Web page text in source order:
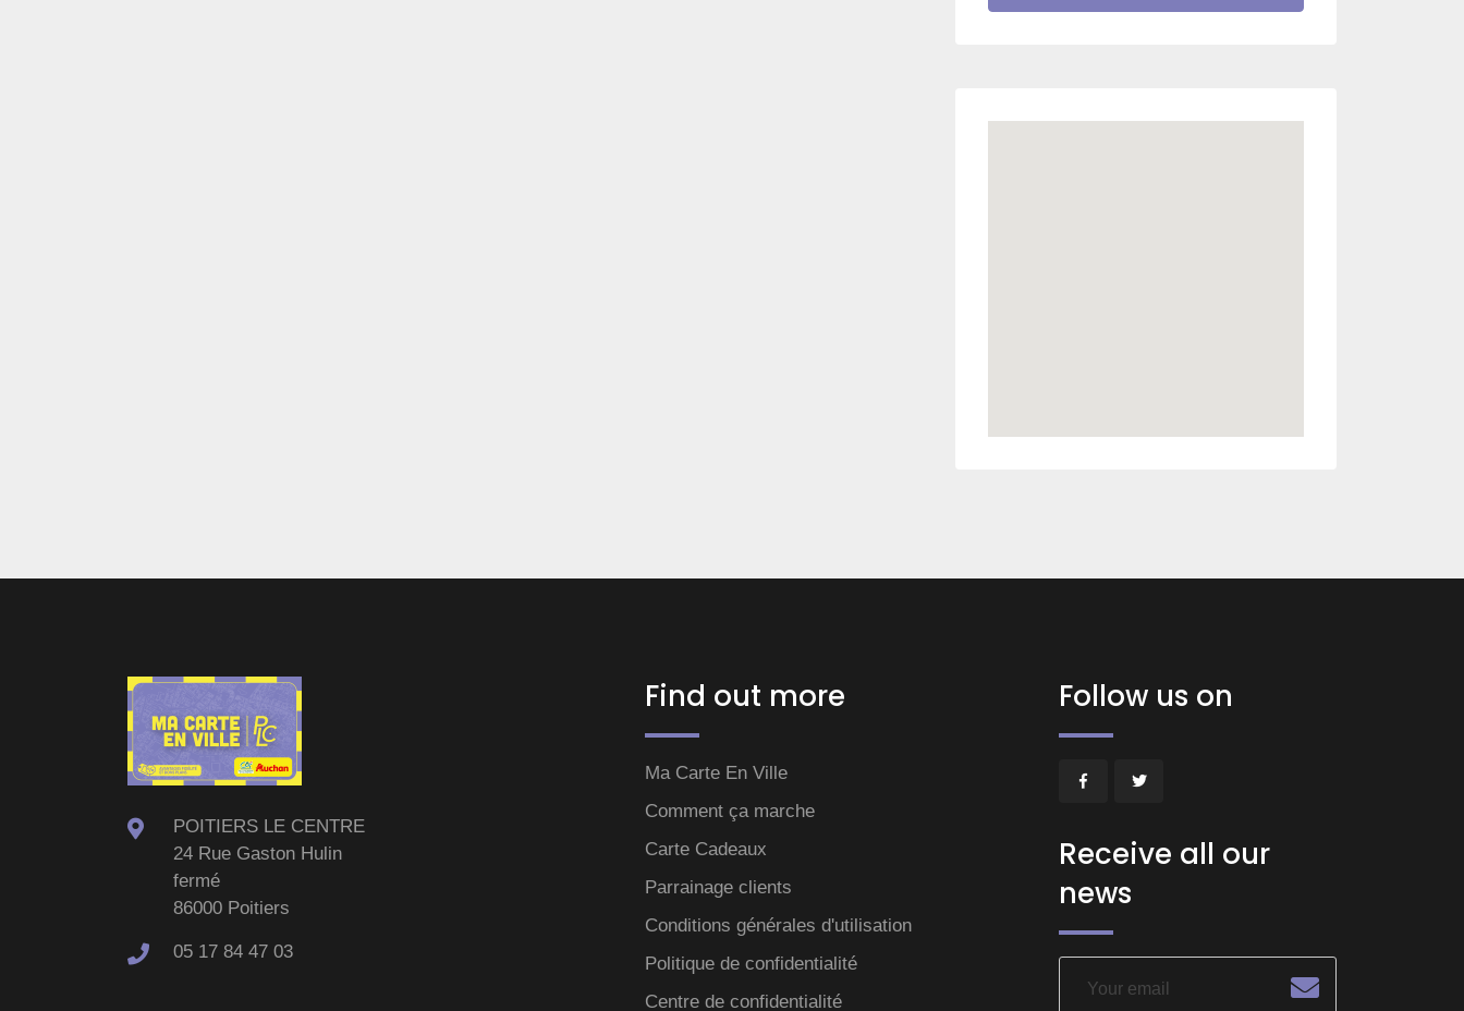
POITIERS LE CENTRE
24 Rue Gaston Hulin
fermé
86000 Poitiers
05 17 84 47 03
Find out more
Ma Carte En Ville
Comment ça marche
Carte Cadeaux
Parrainage clients
Conditions générales d'utilisation
Politique de confidentialité
Centre de confidentialité
Follow us on
Receive all our
news